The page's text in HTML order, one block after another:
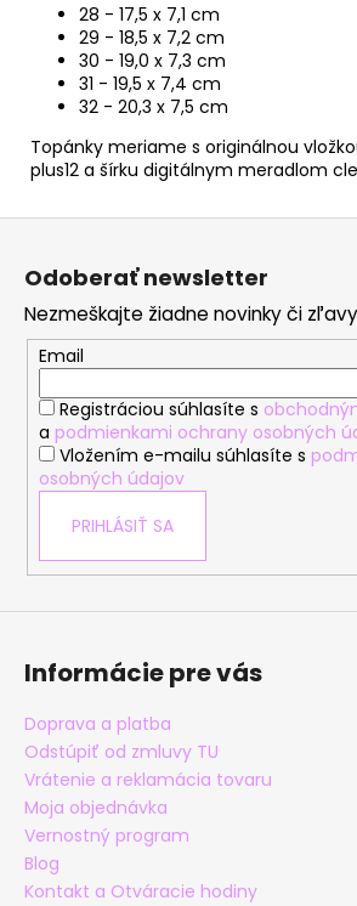
28 - 17,5 x 7,1 cm
29 - 18,5 x 7,2 cm
30 - 19,0 x 7,3 cm
31 - 19,5 x 7,4 cm
32 - 20,3 x 7,5 cm
Topánky meriame s originálnou
plus12 a šírku digitálnym meradlom
Z
Odoberať newsletter
Nezmeškajte žiadne novinky či
Email
Registráciou súhlasíte s
a podmienkami ochrany osobných
Vložením e-mailu súhlasíte s
osobných údajov
PRIHLÁSIŤ SA
Informácie pre vás
Doprava a platba
Odstúpiť od zmluvy TU
Vrátenie a reklamácia tovaru
Moja objednávka
Vernostný program
Blog
Kontakt a Otváracie hodiny